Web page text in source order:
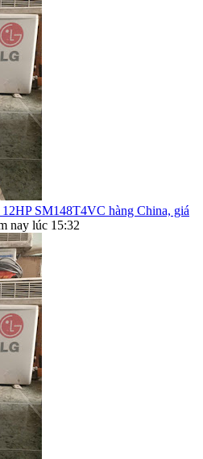
SM148T4VC hàng China, giá
nay lúc 15:32